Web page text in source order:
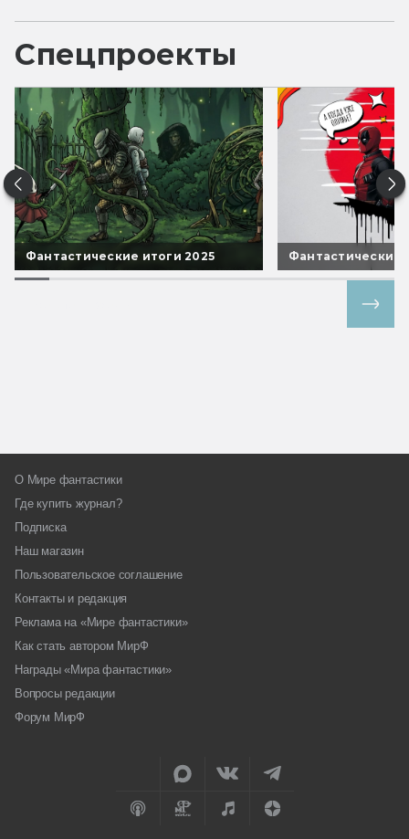
Спецпроекты
Фантастические итоги 2025 Фантастические
О Мире фантастики
Где купить журнал?
Подписка
Наш магазин
Пользовательское соглашение
Контакты и редакция
Реклама на «Мире фантастики»
Как стать автором МирФ
Награды «Мира фантастики»
Вопросы редакции
Форум МирФ